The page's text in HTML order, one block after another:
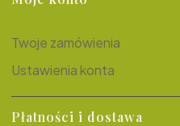
Twoje zamówienia
Ustawienia konta
Płatności i dostawa